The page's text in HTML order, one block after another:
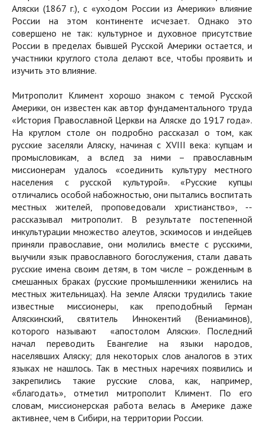
Аляски (1867 г.), с «уходом России из Америки» влияние
России на этом континенте исчезает. Однако это
совершено не так: культурное и духовное присутствие
России в пределах бывшей Русской Америки остается, и
участники круглого стола делают все, чтобы проявить и
изучить это влияние.
Митрополит Климент хорошо знаком с темой Русской
Америки, он известен как автор фундаментального труда
«История Православной Церкви на Аляске до 1917 года».
На круглом столе он подробно рассказал о том, как
русские заселяли Аляску, начиная с XVIII века: купцам и
промысловикам, а вслед за ними – православным
миссионерам удалось «соединить культуру местного
населения с русской культурой». «Русские купцы
отличались особой набожностью, они пытались воспитать
местных жителей, проповедовали христианство», --
рассказывал митрополит. В результате постепенной
инкультурации множество алеутов, эскимосов и индейцев
приняли православие, они молились вместе с русскими,
выучили язык православного богослужения, стали давать
русские имена своим детям, в том числе – рожденным в
смешанных браках (русские промышленники женились на
местных жительницах). На земле Аляски трудились такие
известные миссионеры, как преподобный Герман
Аляскинский, святитель Иннокентий (Вениаминов),
которого называют «апостолом Аляски». Последний
начал переводить Евангелие на языки народов,
населявших Аляску; для некоторых слов аналогов в этих
языках не нашлось. Так в местных наречиях появились и
закрепились такие русские слова, как, например,
«благодать», отметил митрополит Климент. По его
словам, миссионерская работа велась в Америке даже
активнее, чем в Сибири, на территории России.